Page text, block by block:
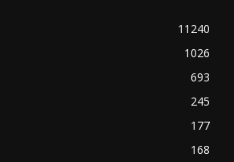
11240
1026
693
245
177
168